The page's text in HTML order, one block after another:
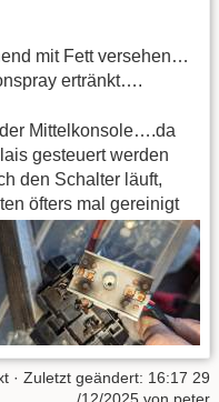
mit Fett versehen…
ertränkt….
Mittelkonsole….da
gesteuert werden
den Schalter läuft,
öfters mal gereinigt
· Zuletzt geändert: 16:17 29